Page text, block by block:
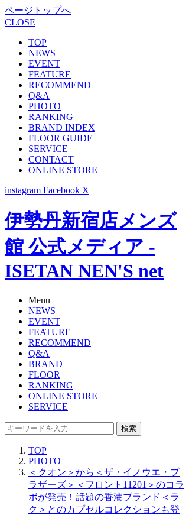
ページトップへ
CLOSE
TOP
NEWS
EVENT
FEATURE
RECOMMEND
Q&A
PHOTO
RANKING
BRAND INDEX
FLOOR GUIDE
SERVICE
CONTACT
ONLINE STORE
instagram Facebook X
伊勢丹新宿店メンズ
館 公式メディア -
ISETAN NEN'S net
Menu
NEWS
EVENT
FEATURE
RECOMMEND
Q&A
BRAND
FLOOR
RANKING
ONLINE STORE
SERVICE
検索
TOP
PHOTO
＜クオン＞から＜ザ・イノウエ・ブ
ラザーズ＞＜フロント11201＞のコラ
ボが発売！話題の香港ブランド＜ラ
ク＞とのカプセルコレクションも登